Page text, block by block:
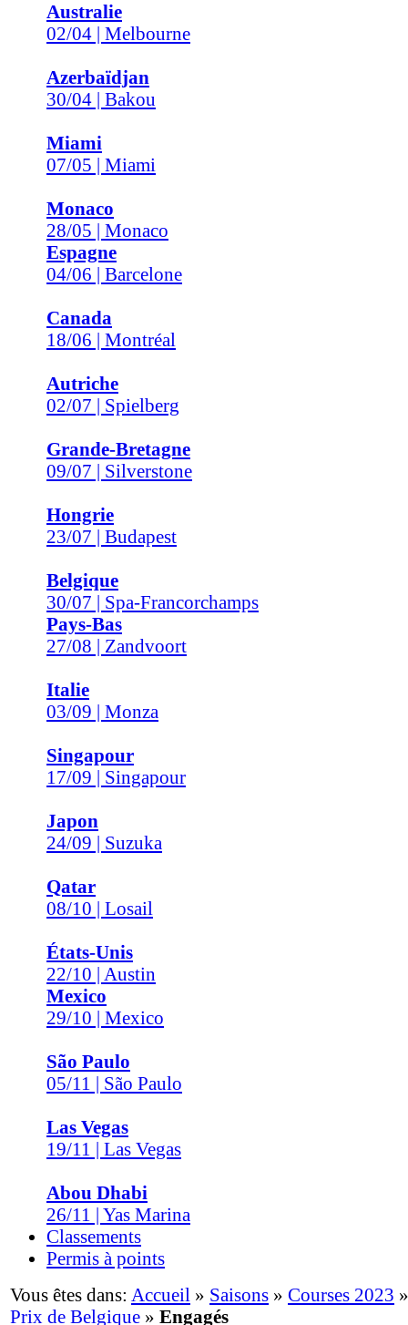
Australie
02/04 | Melbourne
Azerbaïdjan
30/04 | Bakou
Miami
07/05 | Miami
Monaco
28/05 | Monaco
Espagne
04/06 | Barcelone
Canada
18/06 | Montréal
Autriche
02/07 | Spielberg
Grande-Bretagne
09/07 | Silverstone
Hongrie
23/07 | Budapest
Belgique
30/07 | Spa-Francorchamps
Pays-Bas
27/08 | Zandvoort
Italie
03/09 | Monza
Singapour
17/09 | Singapour
Japon
24/09 | Suzuka
Qatar
08/10 | Losail
États-Unis
22/10 | Austin
Mexico
29/10 | Mexico
São Paulo
05/11 | São Paulo
Las Vegas
19/11 | Las Vegas
Abou Dhabi
26/11 | Yas Marina
Classements
Permis à points
Vous êtes dans: Accueil » Saisons » Courses 2023
Prix de Belgique » Engagés